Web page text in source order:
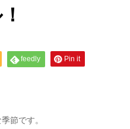
feedly Pin it
節です。